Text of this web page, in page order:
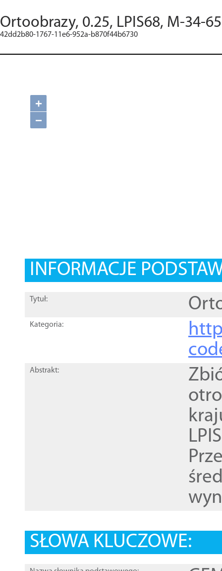
Ortoobrazy, 0.25, LPIS68, M-34-
42dd2b80-1767-11e6-952a-b870f44b6730
+
−
INFORMACJE
Tytuł:
Kategoria:
Abstrakt:
SŁOWA KLUCZOWE: